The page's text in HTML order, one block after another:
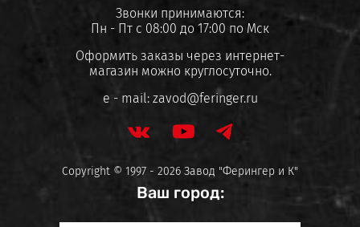
Звонки принимаются:
Пн - Пт с 08:00 до 17:00 по Мск
Оформить заказы через интернет-
магазин можно круглосуточно.
e - mail: zavod@feringer.ru
Copyright © 1997 - 2026 Завод "Ферингер и К"
Ваш город: